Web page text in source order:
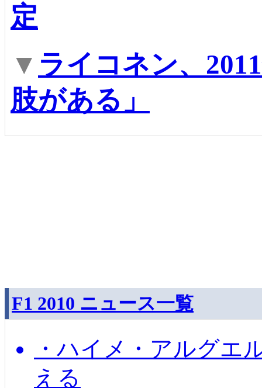
定
▼ ライコネン、
肢がある」
F1 2010 ニュース一覧
・ハイメ・アルグエ
える